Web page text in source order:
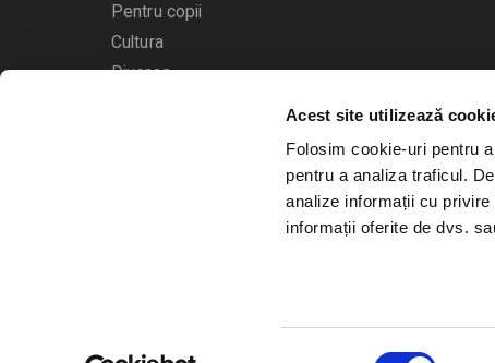
Acest site utilizează
Folosim cookie-uri pentru
pentru a analiza traficul.
analize informații cu
informații oferite de dvs.
Pentru copii
Cultura
Diverse
Calendarul evenimentelor
Bilete.ro